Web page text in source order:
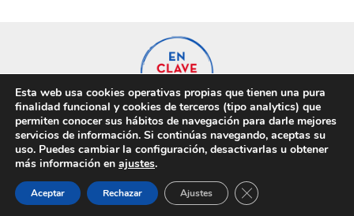
Privacidad Cookies
Esta web usa cookies operativas propias que tienen una pura
finalidad funcional y cookies de terceros (tipo analytics) que
permiten conocer sus hábitos de navegación para darle mejores
servicios de información. Si continúas navegando, aceptas su
uso. Puedes cambiar la configuración, desactivarlas u obtener
más información en ajustes.
Aceptar Rechazar Ajustes Cerrar el banner de